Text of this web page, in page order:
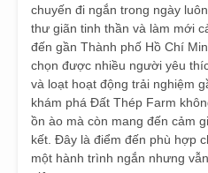
chuyến đi ngắn trong ngày
thư giãn tinh thần và làm mới
đến gần Thành phố Hồ Chí
chọn được nhiều người yêu
và loạt hoạt động trải nghiệm
khám phá Đất Thép Farm
ồn ào mà còn mang đến cảm
kết. Đây là điểm đến phù hợp
một hành trình ngắn nhưng